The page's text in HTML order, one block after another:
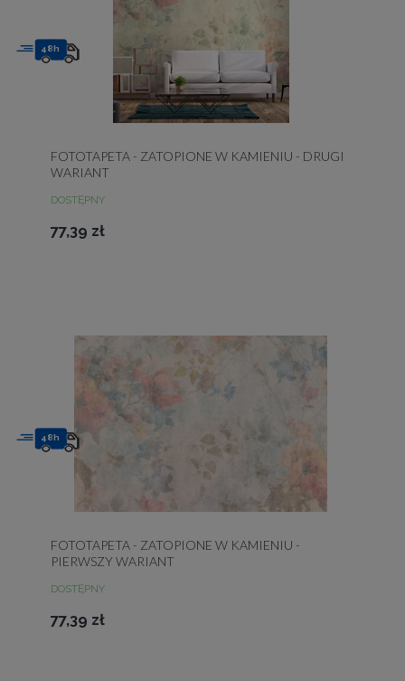
FOTOTAPETA - ZATOPIONE W KAMIENIU - DRUGI
WARIANT
DOSTĘPNY
77,39 zł
48h
FOTOTAPETA - ZATOPIONE W KAMIENIU -
PIERWSZY WARIANT
DOSTĘPNY
77,39 zł
48h